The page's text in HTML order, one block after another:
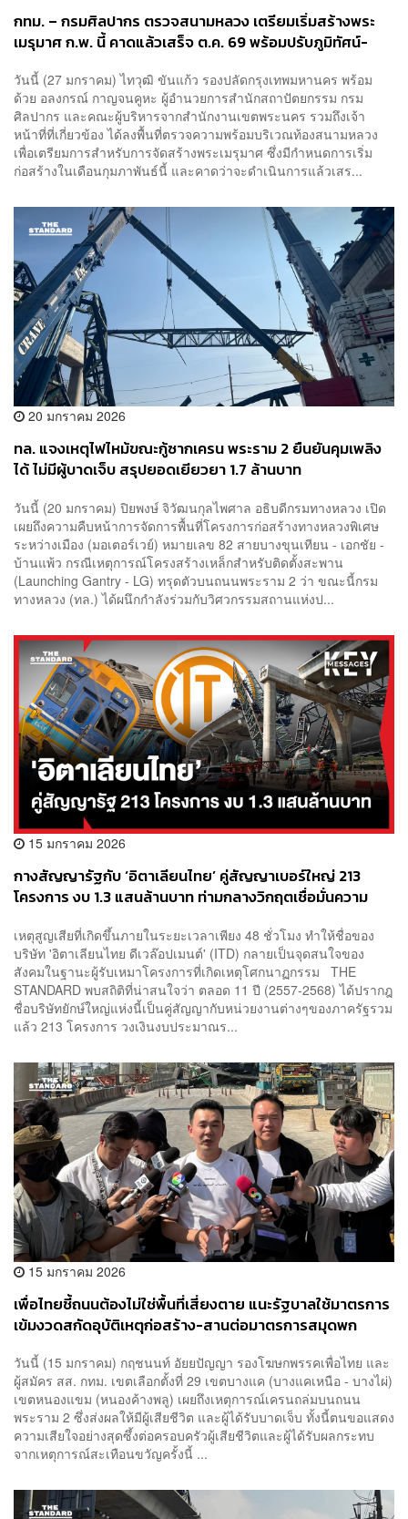
กทม. – กรมศิลปากร ตรวจสนามหลวง เตรียมเริ่มสร้างพระ
เมรุมาศ ก.พ. นี้ คาดแล้วเสร็จ ต.ค. 69 พร้อมปรับภูมิทัศน์-
วันนี้ (27 มกราคม) ไทวุฒิ ขันแก้ว รองปลัดกรุงเทพมหานคร พร้อม
ด้วย อลงกรณ์ กาญจนคูหะ ผู้อำนวยการสำนักสถาปัตยกรรม กรม
ศิลปากร และคณะผู้บริหารจากสำนักงานเขตพระนคร รวมถึงเจ้า
หน้าที่ที่เกี่ยวข้อง ได้ลงพื้นที่ตรวจความพร้อมบริเวณท้องสนามหลวง
เพื่อเตรียมการสำหรับการจัดสร้างพระเมรุมาศ ซึ่งมีกำหนดการเริ่ม
ก่อสร้างในเดือนกุมภาพันธ์นี้ และคาดว่าจะดำเนินการแล้วเสร...
20 มกราคม 2026
ทล. แจงเหตุไฟไหม้ขณะกู้ซากเครน พระราม 2 ยืนยันคุมเพลิง
ได้ ไม่มีผู้บาดเจ็บ สรุปยอดเยียวยา 1.7 ล้านบาท
วันนี้ (20 มกราคม) ปิยพงษ์ จิวัฒนกุลไพศาล อธิบดีกรมทางหลวง เปิด
เผยถึงความคืบหน้าการจัดการพื้นที่โครงการก่อสร้างทางหลวงพิเศษ
ระหว่างเมือง (มอเตอร์เวย์) หมายเลข 82 สายบางขุนเทียน - เอกชัย -
บ้านแพ้ว กรณีเหตุการณ์โครงสร้างเหล็กสำหรับติดตั้งสะพาน
(Launching Gantry - LG) ทรุดตัวบนถนนพระราม 2 ว่า ขณะนี้กรม
ทางหลวง (ทล.) ได้ผนึกกำลังร่วมกับวิศวกรรมสถานแห่งป...
15 มกราคม 2026
กางสัญญารัฐกับ ‘อิตาเลียนไทย’ คู่สัญญาเบอร์ใหญ่ 213
โครงการ งบ 1.3 แสนล้านบาท ท่ามกลางวิกฤตเชื่อมั่นความ
เหตุสูญเสียที่เกิดขึ้นภายในระยะเวลาเพียง 48 ชั่วโมง ทำให้ชื่อของ
บริษัท 'อิตาเลียนไทย ดีเวล๊อปเมนต์' (ITD) กลายเป็นจุดสนใจของ
สังคมในฐานะผู้รับเหมาโครงการที่เกิดเหตุโศกนาฏกรรม THE
STANDARD พบสถิติที่น่าสนใจว่า ตลอด 11 ปี (2557-2568) ได้ปรากฎ
ชื่อบริษัทยักษ์ใหญ่แห่งนี้เป็นคู่สัญญากับหน่วยงานต่างๆของภาครัฐรวม
แล้ว 213 โครงการ วงเงินงบประมาณร...
15 มกราคม 2026
เพื่อไทยชี้ถนนต้องไม่ใช่พื้นที่เสี่ยงตาย แนะรัฐบาลใช้มาตรการ
เข้มงวดสกัดอุบัติเหตุก่อสร้าง-สานต่อมาตรการสมุดพก
วันนี้ (15 มกราคม) กฤชนนท์ อัยยปัญญา รองโฆษกพรรคเพื่อไทย และ
ผู้สมัคร สส. กทม. เขตเลือกตั้งที่ 29 เขตบางแค (บางแคเหนือ - บางไผ่)
เขตหนองแขม (หนองค้างพลู) เผยถึงเหตุการณ์เครนถล่มบนถนน
พระราม 2 ซึ่งส่งผลให้มีผู้เสียชีวิต และผู้ได้รับบาดเจ็บ ทั้งนี้ตนขอแสดง
ความเสียใจอย่างสุดซึ้งต่อครอบครัวผู้เสียชีวิตและผู้ได้รับผลกระทบ
จากเหตุการณ์สะเทือนขวัญครั้งนี้ ...